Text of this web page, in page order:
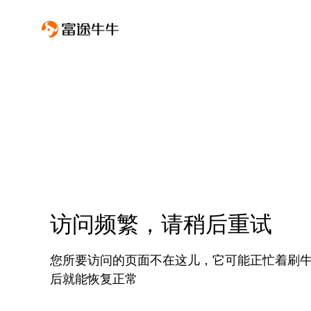
访问频繁，请稍后重试
您所要访问的页面不在这儿，它可能正忙着刷
后就能恢复正常